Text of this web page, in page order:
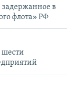
в
флота» РФ
шести